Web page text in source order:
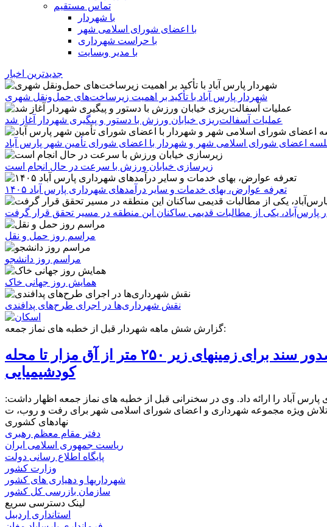
تماس مستقیم
با شهردار
با اعضای شورای اسلامی شهر
با حراست شهرداری
با مدیر وبسایت
جدیدترین اخبار
شهردار پارس آباد با تأکید بر اهمیت زیرساخت‌های حمل‌ونقل شهری
عملیات آسفالت‌ریزی خیابان ورزش با دستور و پیگیری شهردار آغاز شد
اعضای شورای اسلامی شهر و شهردار با اعضای شورای تأمین شهر پارس آباد
زیرسازی خیابان ورزش با سرعت در حال انجام است
تعرفه عوارض، بهای خدمات و سایر درآمدهای شهرداری پارس آباد ۱۴۰۵
پارس‌آباد، یکی از مطالبات قدیمی ساکنان این منطقه در مسیر تحقق قرار گرفت
مراسم روز حمل و نقل
مراسم روز دانشجو
همایش روز جهانی خاک
نقش شهرداری‌ها در اجرای طرح‌های پدافندی
گزارش شش ماهه شهردار قبل از خطبه های نماز جمعه:
اسکان ۳۵ درصد از جمعیت شهر پارساباد در سکونتگاههای غیر رسمی / صدور سند برای زمینهای زیر ۲۵۰ متر از آق مزار تا محله
کودشیمیایی
آباد را ارائه داد. وی در سخنرانی قبل از خطبه های نماز جمعه اظهار داشت:
نهادهای کشوری
دفتر مقام معظم رهبری
ریاست جمهوری اسلامی ایران
پایگاه اطلاع رسانی دولت
وزارت کشور
شهرداریها و دهیاری های کشور
سازمان بازرسی کل کشور
لینک دسترسی سریع
استانداری اردبیل